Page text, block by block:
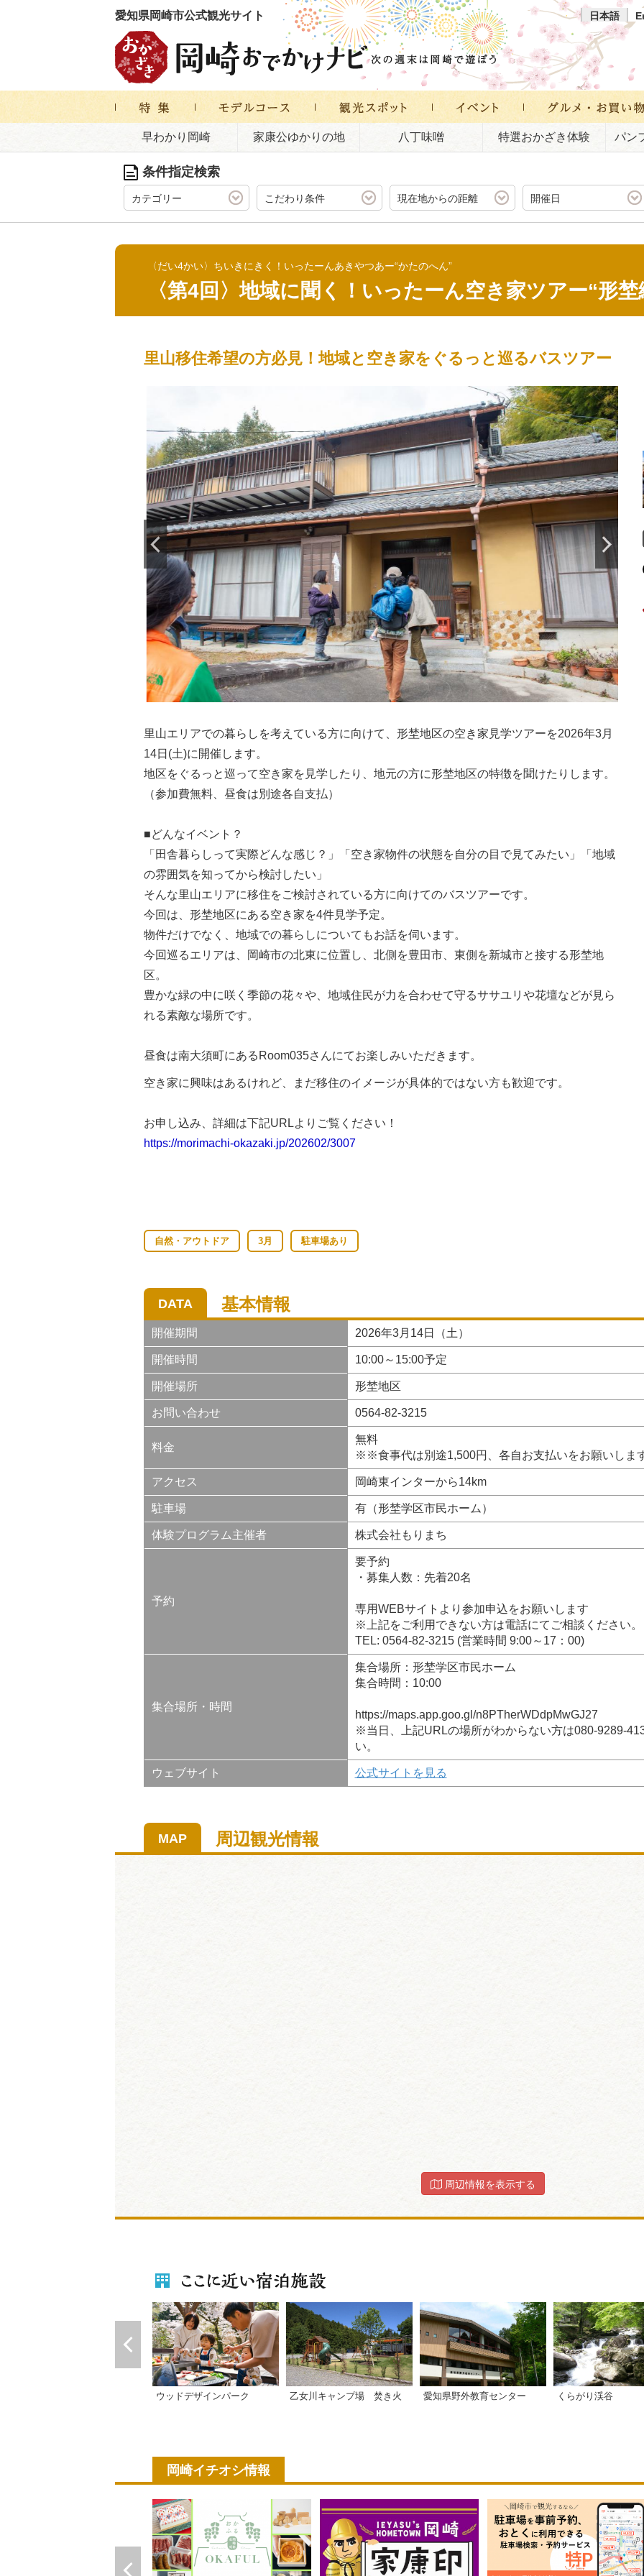
愛知県岡崎市公式観光サイト 日本語
早わかり岡崎 家康公ゆかりの地 八丁味噌 特選おかざき体験 パン
条件指定検索
カテゴリー こだわり条件 現在地からの距離 開催日
〈だい4かい〉ちいきにきく！いったーんあきやつあー“かたのへん”
〈第4回〉地域に聞く！いったーん空き家ツアー“形埜
里山移住希望の方必見！地域と空き家をぐるっと巡るバスツアー
里山エリアでの暮らしを考えている方に向けて、形埜地区の空き家見学ツアーを2026年3月
14日(土)に開催します。
地区をぐるっと巡って空き家を見学したり、地元の方に形埜地区の特徴を聞けたりします。
（参加費無料、昼食は別途各自支払）
■どんなイベント？
「田舎暮らしって実際どんな感じ？」「空き家物件の状態を自分の目で見てみたい」「地域
の雰囲気を知ってから検討したい」
そんな里山エリアに移住をご検討されている方に向けてのバスツアーです。
今回は、形埜地区にある空き家を4件見学予定。
物件だけでなく、地域での暮らしについてもお話を伺います。
今回巡るエリアは、岡崎市の北東に位置し、北側を豊田市、東側を新城市と接する形埜地
区。
豊かな緑の中に咲く季節の花々や、地域住民が力を合わせて守るササユリや花壇などが見ら
れる素敵な場所です。
昼食は南大須町にある Room035さんにてお楽しみいただきます。
空き家に興味はあるけれど、まだ移住のイメージが具体的ではない方も歓迎です。
お申し込み、詳細は下記URLよりご覧ください！
https://morimachi-okazaki.jp/202602/3007
自然・アウトドア 3月 駐車場あり
DATA 基本情報
開催期間 2026年3月14日（土）
開催時間 10:00～15:00予定
開催場所 形埜地区
お問い合わせ 0564-82-3215
料金
無料
※※食事代は別途1,500円、各自お支払いをお願いしま
アクセス 岡崎東インターから14km
駐車場 有（形埜学区市民ホーム）
体験プログラム主催者 株式会社もりまち
予約
要予約
・募集人数：先着20名
専用WEBサイトより参加申込をお願いします
※上記をご利用できない方は電話にてご相談ください。
TEL: 0564-82-3215 (営業時間 9:00～17：00)
集合場所・時間
集合場所：形埜学区市民ホーム
集合時間：10:00
https://maps.app.goo.gl/n8PTherWDdpMwGJ27
※当日、上記URLの場所がわからない方は080-9289-
い。
ウェブサイト 公式サイトを見る
MAP 周辺観光情報
周辺情報を表示する
ウッドデザインパーク 乙女川キャンプ場 焚き火 愛知県野外教育センター くらがり渓谷
岡崎イチオシ情報